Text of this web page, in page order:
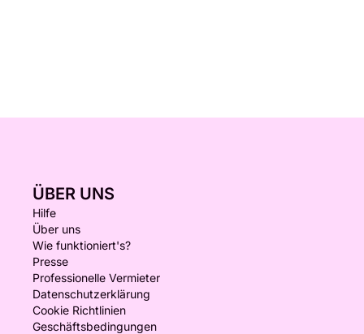
ÜBER UNS
Hilfe
Über uns
Wie funktioniert's?
Presse
Professionelle Vermieter
Datenschutzerklärung
Cookie Richtlinien
Geschäftsbedingungen